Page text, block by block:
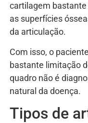
cartilagem
as superfícies
da articulação.
Com isso, o
bastante limitação
quadro não é
natural da doença.
Tipos de